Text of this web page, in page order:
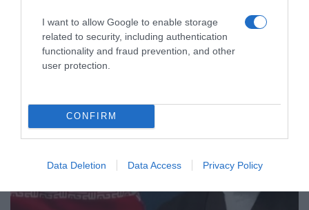
I want to allow Google to enable storage
related to security, including authentication
functionality and fraud prevention, and other
user protection.
CONFIRM
Data Deletion Data Access Privacy Policy
Οι τρεις χώρες έχουν κοινές ανησυχίες για την χαώδη
κατάσταση στη Μέση Ανατολή